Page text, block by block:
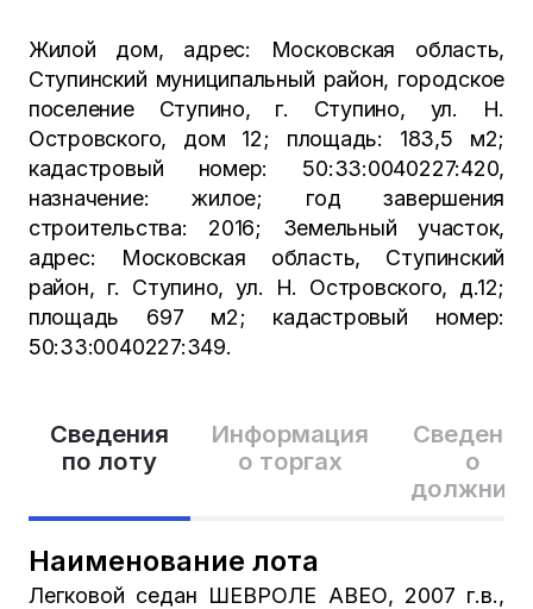
Сведения
по лоту
Информация
о торгах
Сведения
о
Наименование лота
Легковой седан ШЕВРОЛЕ АВЕО, 2007 г.в.,
Жилой дом, адрес: Московская область,
Ступинский муниципальный район, городское
поселение Ступино, г. Ступино, ул. Н.
Островского, дом 12; площадь: 183,5 м2;
кадастровый номер: 50:33:0040227:420,
назначение: жилое; год завершения
строительства: 2016; Земельный участок,
адрес: Московская область, Ступинский
район, г. Ступино, ул. Н. Островского, д.12;
площадь 697 м2; кадастровый номер:
50:33:0040227:349.